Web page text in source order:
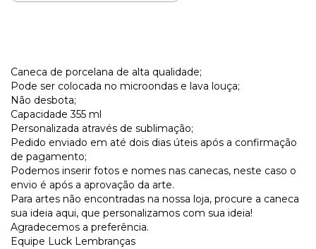
Caneca de porcelana de alta qualidade;
Pode ser colocada no microondas e lava louça;
Não desbota;
Capacidade 355 ml
Personalizada através de sublimação;
Pedido enviado em até dois dias úteis após a confirmação
de pagamento;
Podemos inserir fotos e nomes nas canecas, neste caso o
envio é após a aprovação da arte.
Para artes não encontradas na nossa loja, procure a caneca
sua ideia aqui, que personalizamos com sua ideia!
Agradecemos a preferência.
Equipe Luck Lembranças